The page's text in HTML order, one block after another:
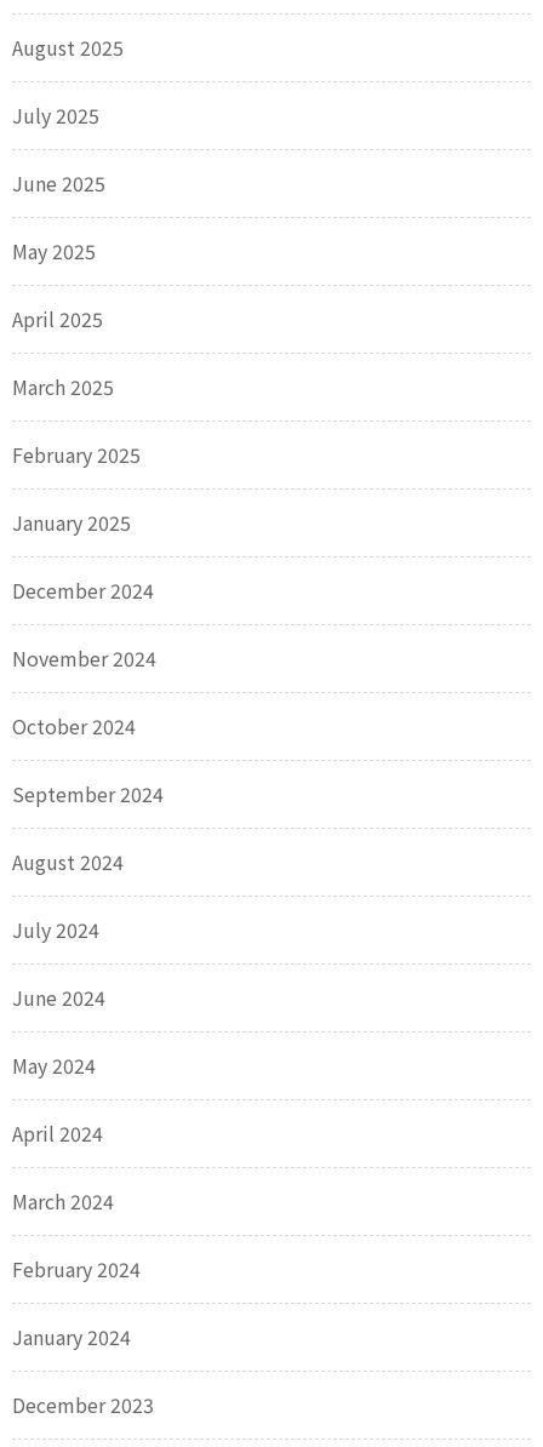
August 2025
July 2025
June 2025
May 2025
April 2025
March 2025
February 2025
January 2025
December 2024
November 2024
October 2024
September 2024
August 2024
July 2024
June 2024
May 2024
April 2024
March 2024
February 2024
January 2024
December 2023